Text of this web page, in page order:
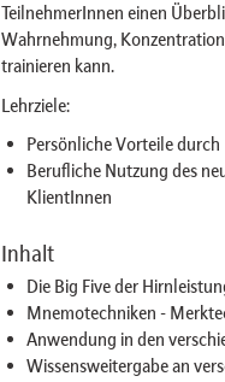
TeilnehmerInnen einen
Wahrnehmung,
trainieren kann.
Lehrziele:
Persönliche Vorteile
Berufliche Nutzung des
KlientInnen
Inhalt
Die Big Five der
Mnemotechniken -
Anwendung in den
Wissensweitergabe an